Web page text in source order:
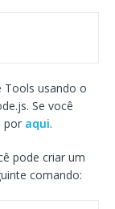
Tools usando o
Se você
por aqui.
pode criar um
comando: